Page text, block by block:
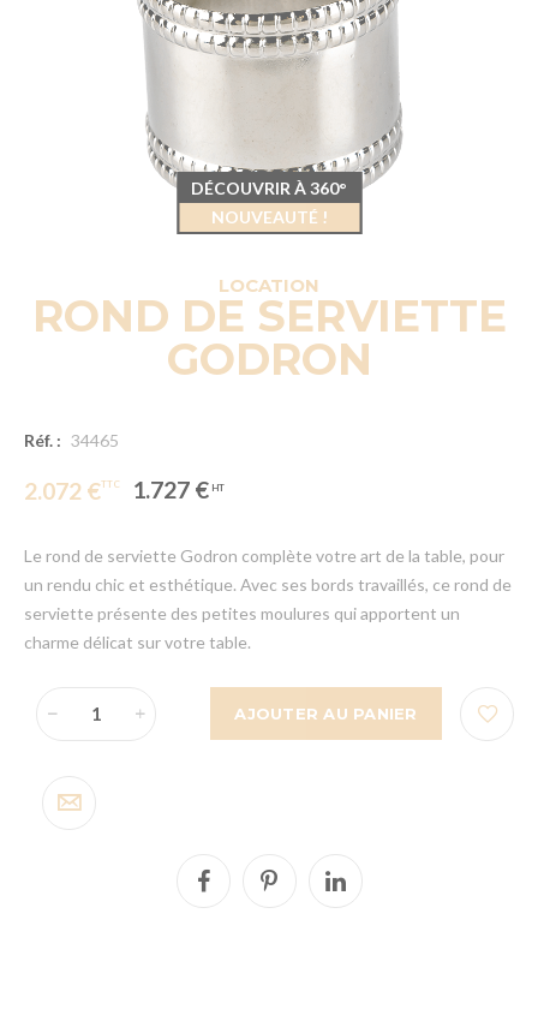
LOCATION
ROND DE SERVIETTE
GODRON
Réf. : 34465
2.072 € 1.727 €
Le rond de serviette Godron complète votre art de la table, pour
un rendu chic et esthétique. Avec ses bords travaillés, ce rond de
serviette présente des petites moulures qui apportent un
charme délicat sur votre table.
AJOUTER AU PANIER
DÉCOUVRIR À 360°
NOUVEAUTÉ !